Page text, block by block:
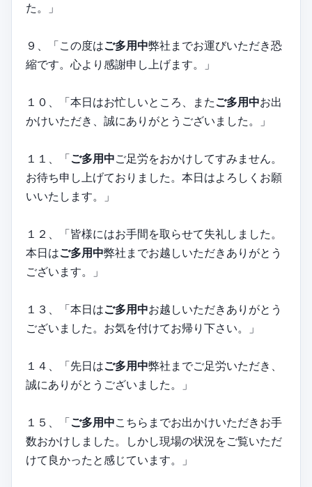
た。」
９、「この度はご多用中弊社までお運びいただき恐
縮です。心より感謝申し上げます。」
１０、「本日はお忙しいところ、またご多用中お出
かけいただき、誠にありがとうございました。」
１１、「ご多用中ご足労をおかけしてすみません。
お待ち申し上げておりました。本日はよろしくお願
いいたします。」
１２、「皆様にはお手間を取らせて失礼しました。
本日はご多用中弊社までお越しいただきありがとう
ございます。」
１３、「本日はご多用中お越しいただきありがとう
ございました。お気を付けてお帰り下さい。」
１４、「先日はご多用中弊社までご足労いただき、
誠にありがとうございました。」
１５、「ご多用中こちらまでお出かけいただきお手
数おかけしました。しかし現場の状況をご覧いただ
けて良かったと感じています。」